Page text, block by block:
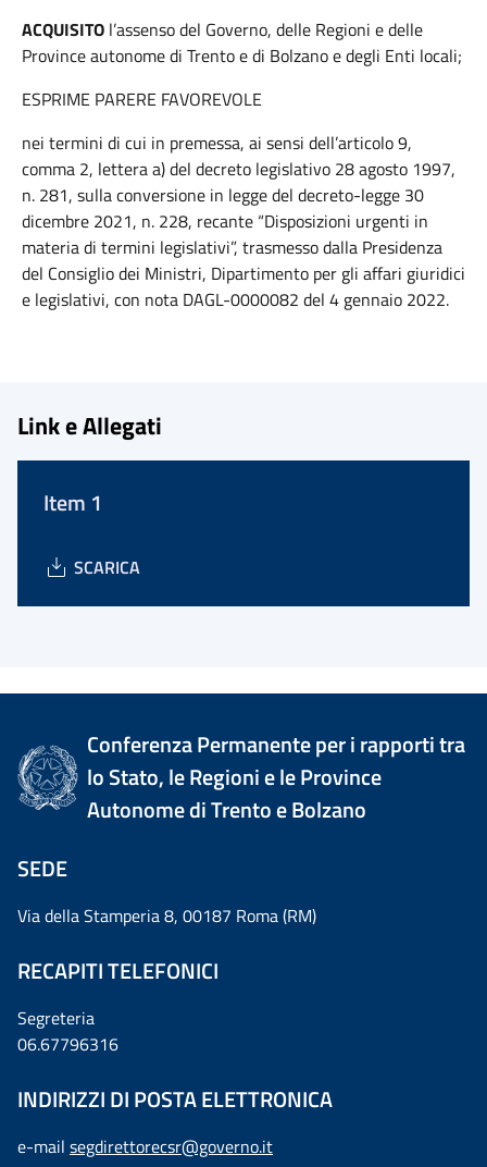
ACQUISITO l’assenso del Governo, delle Regioni e delle
Province autonome di Trento e di Bolzano e degli Enti locali;
ESPRIME PARERE FAVOREVOLE
nei termini di cui in premessa, ai sensi dell’articolo 9,
comma 2, lettera a) del decreto legislativo 28 agosto 1997,
n. 281, sulla conversione in legge del decreto-legge 30
dicembre 2021, n. 228, recante “Disposizioni urgenti in
materia di termini legislativi”, trasmesso dalla Presidenza
del Consiglio dei Ministri, Dipartimento per gli affari giuridici
e legislativi, con nota DAGL-0000082 del 4 gennaio 2022.
Link e Allegati
Item 1
SCARICA
Conferenza Permanente per i rapporti tra
lo Stato, le Regioni e le Province
Autonome di Trento e Bolzano
SEDE
Via della Stamperia 8, 00187 Roma (RM)
RECAPITI TELEFONICI
Segreteria
06.67796316
INDIRIZZI DI POSTA ELETTRONICA
e-mail segdirettorecsr@governo.it